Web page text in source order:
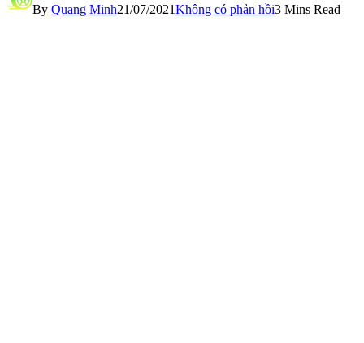
By Quang Minh21/07/2021Không có phản hồi3 Mins Read